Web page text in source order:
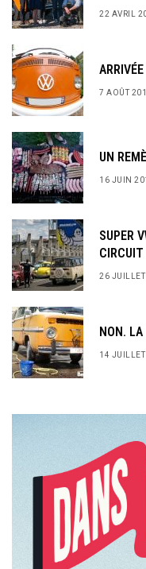
22 AVRIL
7 AOÛT
UN
16 JUIN
SUPER
26
NON.
14